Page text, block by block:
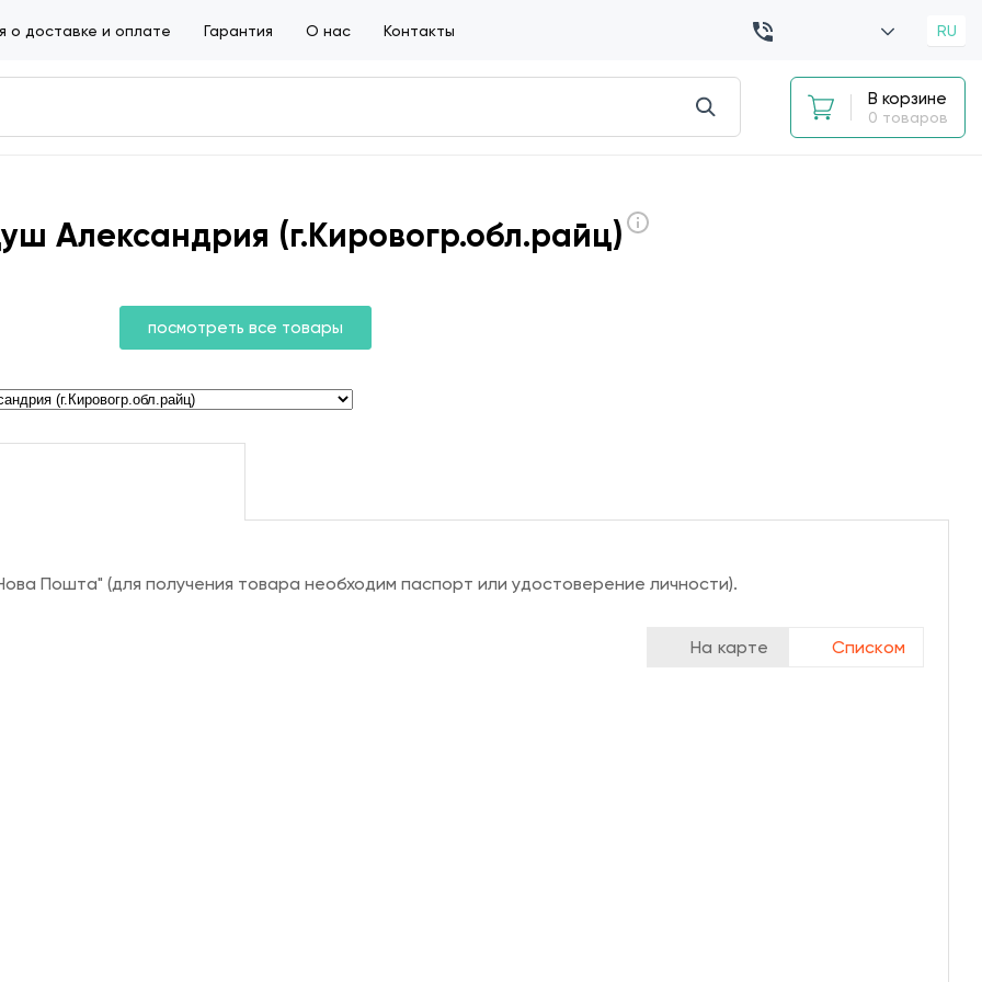
о доставке и оплате Гарантия О нас Контакты RU
В корзине
0 товаров
Александрия (г.Кировогр.обл.райц)
посмотреть все товары
Пошта" (для получения товара необходим паспорт или удостоверение личности).
На карте Списком